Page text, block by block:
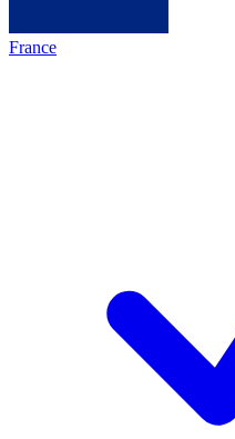
France